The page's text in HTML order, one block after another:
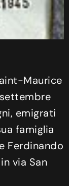
Maurice
emigrati
famiglia
Ferdinando
via San